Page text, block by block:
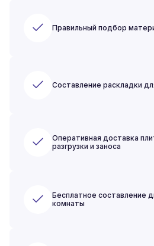
Правильный подбор
Составление раскладки
Оперативная доставка
разгрузки и заноса
Бесплатное составление
комнаты